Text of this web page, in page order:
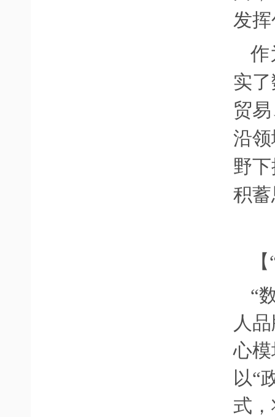
发
作
实
贸
沿
野
积
【
“
人
心
以“
式